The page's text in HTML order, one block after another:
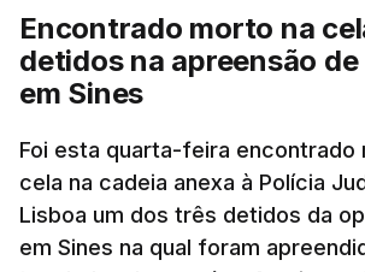
cento dos mais de 20 mil pedidos
mas Cristina Mota, porta-voz da
Pública, tem dúvidas de que o
"Durante o fim de semana e nos
apercebamo-nos que ainda
convocados professores para
Encontrado morto na
detidos na apreensão
em Sines
Foi esta quarta-feira encontrado
cela na cadeia anexa à Polícia
Lisboa um dos três detidos da
em Sines na qual foram